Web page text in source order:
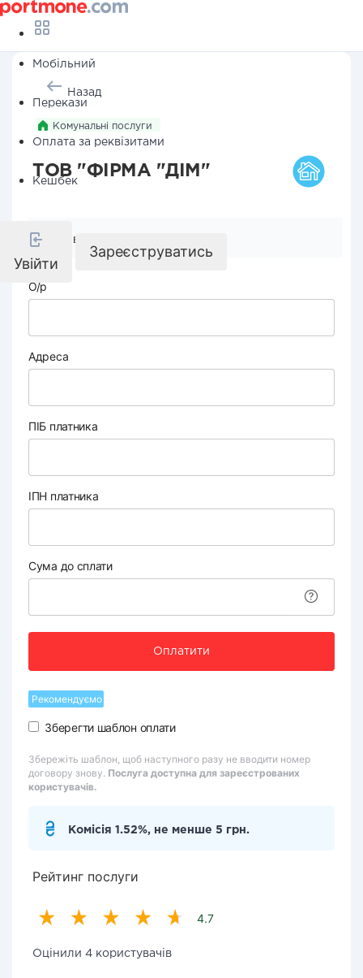
Мобільний
Перекази
Оплата за реквізитами
Кешбек
Увійти
Зареєструватись
Назад
Комунальні послуги
ТОВ "ФІРМА "ДІМ"
Реквізити компанії
О/р
Адреса
ПІБ платника
ІПН платника
Сума до сплати
Оплатити
Рекомендуємо
Зберегти шаблон оплати
Збережіть шаблон, щоб наступного разу не вводити номер
договору знову. Послуга доступна для зареєстрованих
користувачів.
Комісія 1.52%, не менше 5 грн.
Рейтинг послуги
4.7
Оцінили 4 користувачів